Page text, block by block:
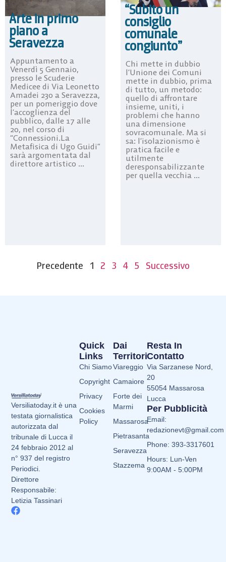
Arte in primo
piano a
Seravezza
Appuntamento a
Venerdì 5 Gennaio,
presso le Scuderie
Medicee di Via Leonetto
Amadei 230 a Seravezza,
per un pomeriggio dove
l’accoglienza del
pubblico, dalle 17 alle
20, nel corso di
“Connessioni.La
Metafisica di Ugo Guidi”
sarà argomentata dal
direttore artistico ...
“Subito un
consiglio
comunale
congiunto”
Chi mette in dubbio
l’Unione dei Comuni
mette in dubbio, prima
di tutto, un metodo:
quello di affrontare
insieme, uniti, i
problemi che hanno
una dimensione
sovracomunale. Ma si
sa: l’isolazionismo è
pratica facile e
utilmente
deresponsabilizzante
per quella vecchia ...
Precedente 1 2 3 4 5 Successivo
Versiliatoday.it è una
testata giornalistica
autorizzata dal
tribunale di Lucca il
24 febbraio 2012 al
n° 937 del registro
Periodici.
Direttore
Responsabile:
Letizia Tassinari
Dai
Territori
Viareggio
Camaiore
Forte dei
Marmi
Massarosa
Pietrasanta
Seravezza
Stazzema
Quick
Links
Chi Siamo
Copyright
Privacy
Cookies
Policy
Resta In
Contatto
Via Sarzanese Nord,
20
55054 Massarosa
Lucca
Per Pubblicità
Email:
redazionevt@gmail.com
Phone: 393-3317601
Hours: Lun-Ven
9:00AM - 5:00PM